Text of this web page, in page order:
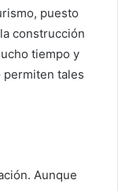
puesto
construcción
tiempo y
permiten tales
Aunque